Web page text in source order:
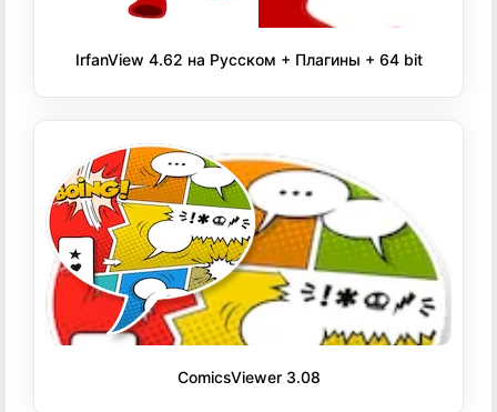
IrfanView 4.62 на Русском + Плагины + 64 bit
ComicsViewer 3.08